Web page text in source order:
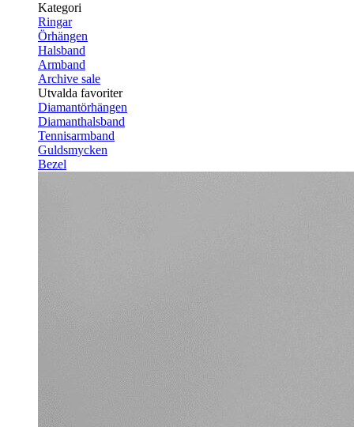
Kategori
Ringar
Örhängen
Halsband
Armband
Archive sale
Utvalda favoriter
Diamantörhängen
Diamanthalsband
Tennisarmband
Guldsmycken
Bezel